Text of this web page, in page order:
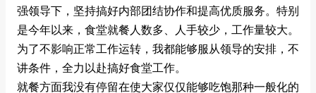
强领导下，坚持搞好内部团结协作和提高优质服务。特别
是今年以来，食堂就餐人数多、人手较少，工作量较大。
为了不影响正常工作运转，我都能够服从领导的安排，不
讲条件，全力以赴搞好食堂工作。
就餐方面我没有停留在使大家仅仅能够吃饱那种一般化的